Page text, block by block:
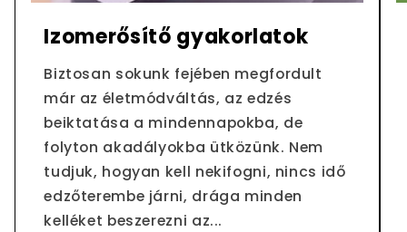
Izomerősítő gyakorlatok
Biztosan sokunk fejében megfordult
már az életmódváltás, az edzés
beiktatása a mindennapokba, de
folyton akadályokba ütközünk. Nem
tudjuk, hogyan kell nekifogni, nincs idő
edzőterembe járni, drága minden
kelléket beszerezni az...